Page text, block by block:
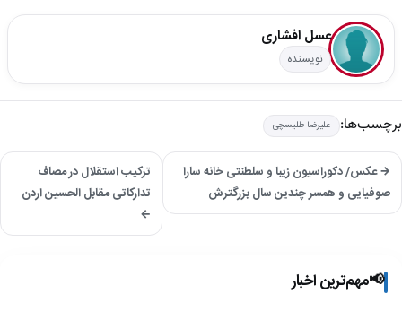
عسل افشاری
نویسنده
برچسب‌ها: علیرضا طلیسچی
→ عکس/ دکوراسیون زیبا و سلطنتی خانه سارا
صوفیایی و همسر چندین سال بزرگترش
ترکیب استقلال در مصاف
تدارکاتی مقابل الحسین اردن
←
📢مهم‌ترین اخبار